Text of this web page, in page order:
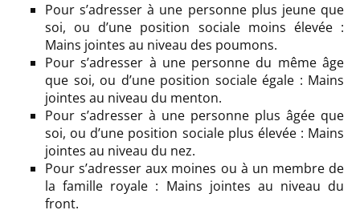
Pour s’adresser à une personne plus jeune que
soi, ou d’une position sociale moins élevée :
Mains jointes au niveau des poumons.
Pour s’adresser à une personne du même âge
que soi, ou d’une position sociale égale : Mains
jointes au niveau du menton.
Pour s’adresser à une personne plus âgée que
soi, ou d’une position sociale plus élevée : Mains
jointes au niveau du nez.
Pour s’adresser aux moines ou à un membre de
la famille royale : Mains jointes au niveau du
front.